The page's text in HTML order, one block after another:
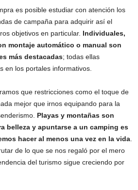
es posible estudiar con atención los
de campaña para adquirir así el
objetivos en particular. Individuales,
montaje automático o manual son
más destacadas; todas ellas
en los portales informativos.
que restricciones como el toque de
mejor que irnos equipando para la
Playas y montañas son
belleza y apuntarse a un camping es
hacer al menos una vez en la vida
de lo que se nos regaló por el mero
del turismo sigue creciendo por